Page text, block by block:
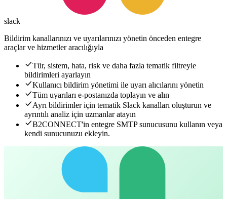
slack
Bildirim kanallarınızı ve uyarılarınızı yönetin önceden entegre
araçlar ve hizmetler aracılığıyla
Tür, sistem, hata, risk ve daha fazla tematik filtreyle
bildirimleri ayarlayın
Kullanıcı bildirim yönetimi ile uyarı alıcılarını yönetin
Tüm uyarıları e-postanızda toplayın ve alın
Ayrı bildirimler için tematik Slack kanalları oluşturun ve
ayrıntılı analiz için uzmanlar atayın
B2CONNECT'in entegre SMTP sunucusunu kullanın veya
kendi sunucunuzu ekleyin.